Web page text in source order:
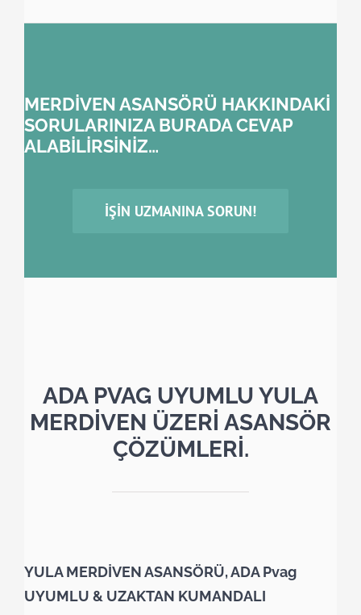
MERDİVEN ASANSÖRÜ HAKKINDAKİ
SORULARINIZA BURADA CEVAP
ALABİLİRSİNİZ…
İŞIN UZMANINA SORUN!
ADA PVAG UYUMLU YULA
MERDİVEN ÜZERİ ASANSÖR
ÇÖZÜMLERİ.
YULA MERDİVEN ASANSÖRÜ, ADA Pvag
UYUMLU & UZAKTAN KUMANDALI